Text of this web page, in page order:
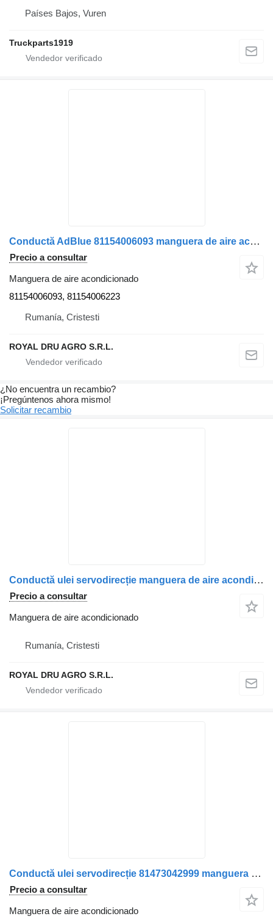
Países Bajos, Vuren
Truckparts1919
Conductă AdBlue 81154006093 manguera de aire acondicionado para MAN 81154006093 / 81154006223 camión
Precio a consultar
Manguera de aire acondicionado
81154006093, 81154006223
Rumanía, Cristesti
ROYAL DRU AGRO S.R.L.
¿No encuentra un recambio?
¡Pregúntenos ahora mismo!
Solicitar recambio
Conductă ulei servodirecție manguera de aire acondicionado para MAN 06540632414 / 06541390001 camión
Precio a consultar
Manguera de aire acondicionado
Rumanía, Cristesti
ROYAL DRU AGRO S.R.L.
Conductă ulei servodirecție 81473042999 manguera de aire acondicionado para MAN 81473042999/8147304-2999 camión
Precio a consultar
Manguera de aire acondicionado